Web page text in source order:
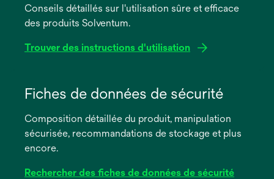
Conseils détaillés sur l'utilisation sûre et efficace
des produits Solventum.
Trouver des instructions d'utilisation
dans
nouvel
onglet
Fiches de données de sécurité
Composition détaillée du produit, manipulation
sécurisée, recommandations de stockage et plus
encore.
Rechercher des fiches de données de sécurité